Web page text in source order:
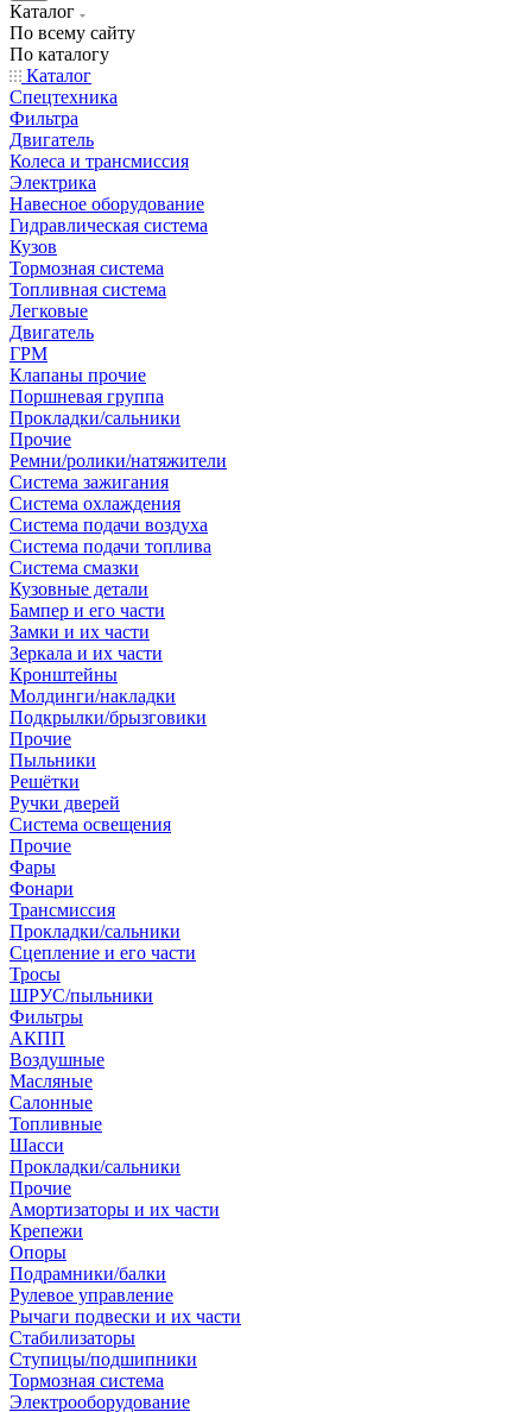
Каталог
По всему сайту
По каталогу
Каталог
Спецтехника
Фильтра
Двигатель
Колеса и трансмиссия
Электрика
Навесное оборудование
Гидравлическая система
Кузов
Тормозная система
Топливная система
Легковые
Двигатель
ГРМ
Клапаны прочие
Поршневая группа
Прокладки/сальники
Прочие
Ремни/ролики/натяжители
Система зажигания
Система охлаждения
Система подачи воздуха
Система подачи топлива
Система смазки
Кузовные детали
Бампер и его части
Замки и их части
Зеркала и их части
Кронштейны
Молдинги/накладки
Подкрылки/брызговики
Прочие
Пыльники
Решётки
Ручки дверей
Система освещения
Прочие
Фары
Фонари
Трансмиссия
Прокладки/сальники
Сцепление и его части
Тросы
ШРУС/пыльники
Фильтры
АКПП
Воздушные
Масляные
Салонные
Топливные
Шасси
Прокладки/сальники
Прочие
Амортизаторы и их части
Крепежи
Опоры
Подрамники/балки
Рулевое управление
Рычаги подвески и их части
Стабилизаторы
Ступицы/подшипники
Тормозная система
Электрооборудование